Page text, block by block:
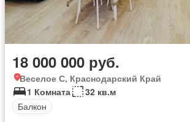
18 000 000 руб.
Веселое С, Краснодарский Край
1 Комната
32 кв.м
Балкон